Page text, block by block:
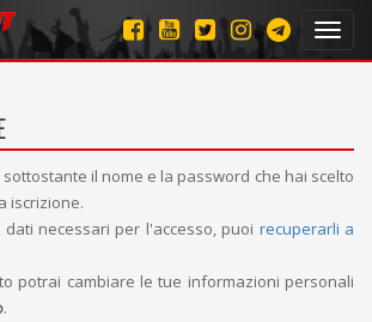
il nome e la password che hai scelto
iscrizione.
necessari per l'accesso, puoi recuperarli a
potrai cambiare le tue informazioni personali
.